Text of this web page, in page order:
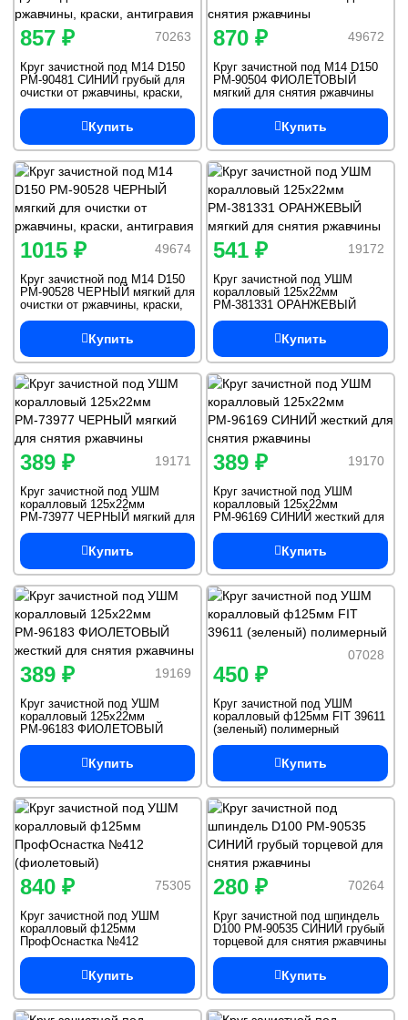
70263
857 ₽
Круг зачистной под M14 D150
РМ-90481 СИНИЙ грубый для
очистки от ржавчины, краски,
антигравия
Купить
49672
870 ₽
Круг зачистной под M14 D150
РМ-90504 ФИОЛЕТОВЫЙ
мягкий для снятия ржавчины
Купить
49674
1015 ₽
Круг зачистной под M14 D150
РМ-90528 ЧЕРНЫЙ мягкий для
очистки от ржавчины, краски,
антигравия
Купить
19172
541 ₽
Круг зачистной под УШМ
коралловый 125х22мм
РМ-381331 ОРАНЖЕВЫЙ
мягкий для снятия ржавчины
Купить
19171
389 ₽
Круг зачистной под УШМ
коралловый 125х22мм
РМ-73977 ЧЕРНЫЙ мягкий для
снятия ржавчины
Купить
19170
389 ₽
Круг зачистной под УШМ
коралловый 125х22мм
РМ-96169 СИНИЙ жесткий для
снятия ржавчины
Купить
19169
389 ₽
Круг зачистной под УШМ
коралловый 125х22мм
РМ-96183 ФИОЛЕТОВЫЙ
жесткий для снятия ржавчины
Купить
07028
450 ₽
Круг зачистной под УШМ
коралловый ф125мм FIT 39611
(зеленый) полимерный
Купить
75305
840 ₽
Круг зачистной под УШМ
коралловый ф125мм
ПрофОснастка №412
(фиолетовый)
Купить
70264
280 ₽
Круг зачистной под шпиндель
D100 РМ-90535 СИНИЙ грубый
торцевой для снятия ржавчины
Купить